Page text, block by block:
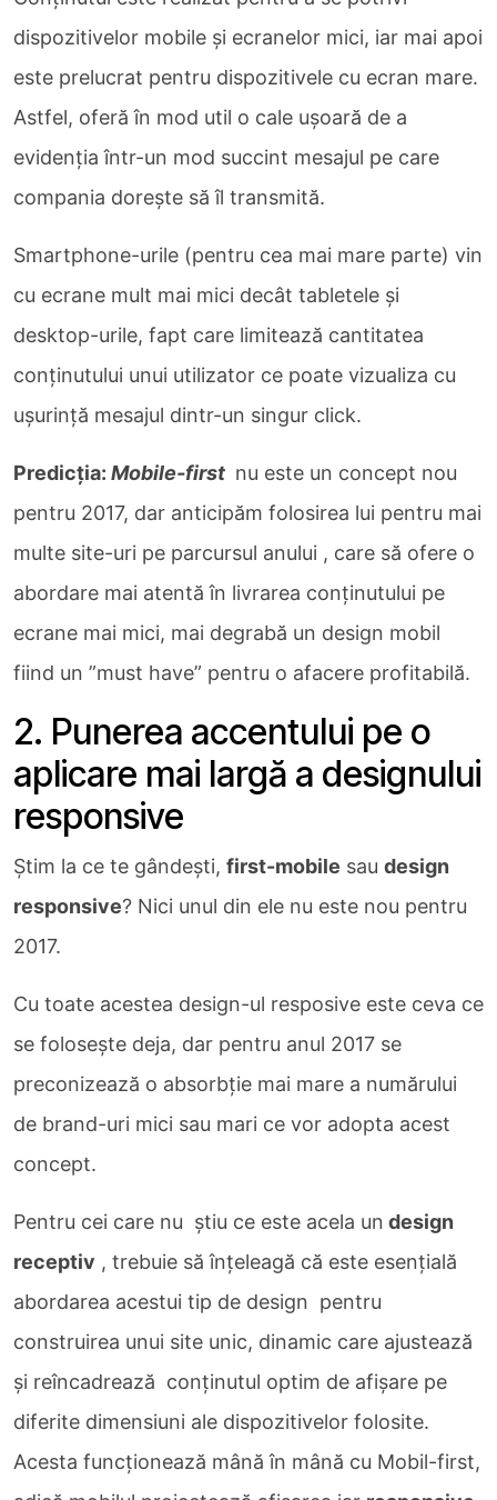
dispozitivelor mobile și ecranelor mici, iar mai apoi
este prelucrat pentru dispozitivele cu ecran mare.
Astfel, oferă în mod util o cale ușoară de a
evidenția într-un mod succint mesajul pe care
compania dorește să îl transmită.
Smartphone-urile (pentru cea mai mare parte) vin
cu ecrane mult mai mici decât tabletele și
desktop-urile, fapt care limitează cantitatea
conținutului unui utilizator ce poate vizualiza cu
ușurință mesajul dintr-un singur click.
Predicția: Mobile-first nu este un concept nou
pentru 2017, dar anticipăm folosirea lui pentru mai
multe site-uri pe parcursul anului , care să ofere o
abordare mai atentă în livrarea conținutului pe
ecrane mai mici, mai degrabă un design mobil
fiind un ”must have” pentru o afacere profitabilă.
2. Punerea accentului pe o
aplicare mai largă a designului
responsive
Știm la ce te gândești, first-mobile sau design
responsive? Nici unul din ele nu este nou pentru
2017.
Cu toate acestea design-ul resposive este ceva ce
se folosește deja, dar pentru anul 2017 se
preconizează o absorbție mai mare a numărului
de brand-uri mici sau mari ce vor adopta acest
concept.
Pentru cei care nu știu ce este acela un design
receptiv , trebuie să înțeleagă că este esențială
abordarea acestui tip de design pentru
construirea unui site unic, dinamic care ajustează
și reîncadrează conținutul optim de afișare pe
diferite dimensiuni ale dispozitivelor folosite.
Acesta funcționează mână în mână cu Mobil-first,